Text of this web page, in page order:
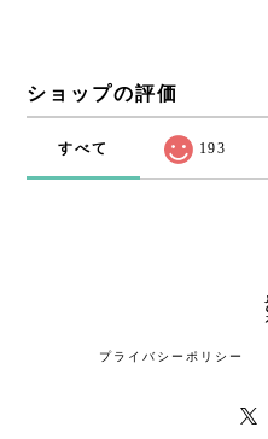
ショップの評価
すべて 193
プライバシーポリシー